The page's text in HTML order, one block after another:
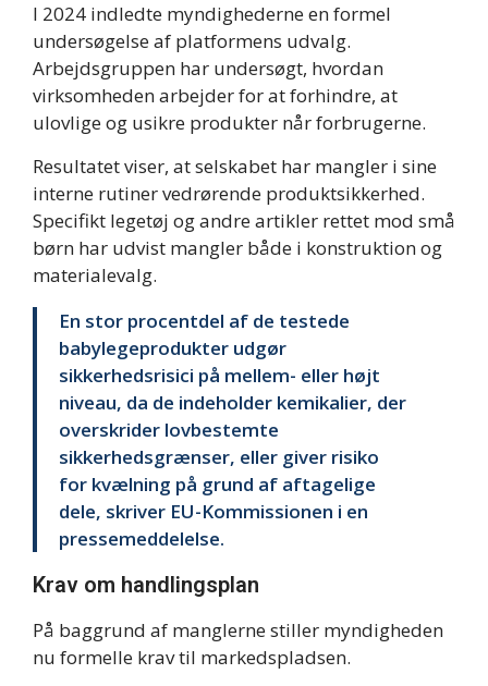
I 2024 indledte myndighederne en formel
undersøgelse af platformens udvalg.
Arbejdsgruppen har undersøgt, hvordan
virksomheden arbejder for at forhindre, at
ulovlige og usikre produkter når forbrugerne.
Resultatet viser, at selskabet har mangler i sine
interne rutiner vedrørende produktsikkerhed.
Specifikt legetøj og andre artikler rettet mod små
børn har udvist mangler både i konstruktion og
materialevalg.
En stor procentdel af de testede
babylegeprodukter udgør
sikkerhedsrisici på mellem- eller højt
niveau, da de indeholder kemikalier, der
overskrider lovbestemte
sikkerhedsgrænser, eller giver risiko
for kvælning på grund af aftagelige
dele, skriver EU-Kommissionen i en
pressemeddelelse.
Krav om handlingsplan
På baggrund af manglerne stiller myndigheden
nu formelle krav til markedspladsen.